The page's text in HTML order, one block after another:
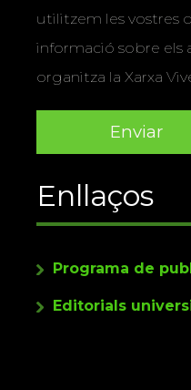
utilitzem les vostres
informació sobre els
organitza la Xarxa
Enllaços
Programa de
Editorials